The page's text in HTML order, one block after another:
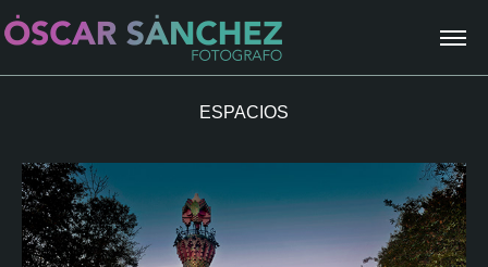
ESPACIOS